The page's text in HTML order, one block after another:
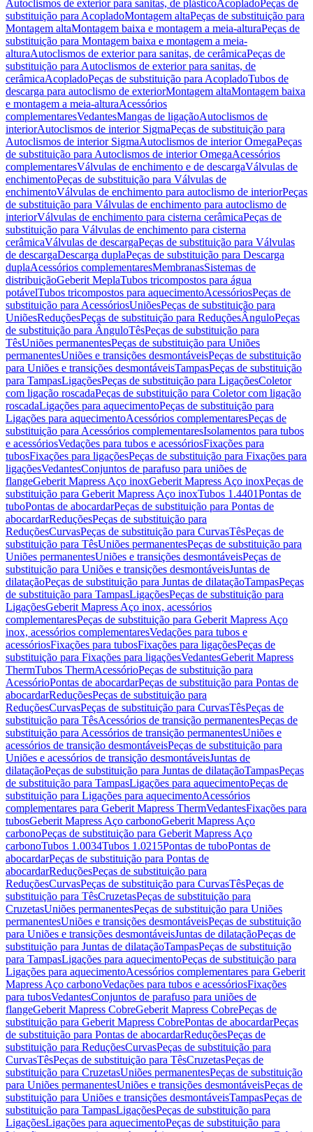
Autoclismos de exterior para sanitas, de plásticoAcopladoPeças de
substituição para AcopladoMontagem altaPeças de substituição para
Montagem altaMontagem baixa e montagem a meia-alturaPeças de
substituição para Montagem baixa e montagem a meia-
alturaAutoclismos de exterior para sanitas, de cerâmicaPeças de
substituição para Autoclismos de exterior para sanitas, de
cerâmicaAcopladoPeças de substituição para AcopladoTubos de
descarga para autoclismo de exteriorMontagem altaMontagem baixa
e montagem a meia-alturaAcessórios
complementaresVedantesMangas de ligaçãoAutoclismos de
interiorAutoclismos de interior SigmaPeças de substituição para
Autoclismos de interior SigmaAutoclismos de interior OmegaPeças
de substituição para Autoclismos de interior OmegaAcessórios
complementaresVálvulas de enchimento e de descargaVálvulas de
enchimentoPeças de substituição para Válvulas de
enchimentoVálvulas de enchimento para autoclismo de interiorPeças
de substituição para Válvulas de enchimento para autoclismo de
interiorVálvulas de enchimento para cisterna cerâmicaPeças de
substituição para Válvulas de enchimento para cisterna
cerâmicaVálvulas de descargaPeças de substituição para Válvulas
de descargaDescarga duplaPeças de substituição para Descarga
duplaAcessórios complementaresMembranasSistemas de
distribuiçãoGeberit MeplaTubos tricompostos para água
potávelTubos tricompostos para aquecimentoAcessóriosPeças de
substituição para AcessóriosUniõesPeças de substituição para
UniõesReduçõesPeças de substituição para ReduçõesÂnguloPeças
de substituição para ÂnguloTêsPeças de substituição para
TêsUniões permanentesPeças de substituição para Uniões
permanentesUniões e transições desmontáveisPeças de substituição
para Uniões e transições desmontáveisTampasPeças de substituição
para TampasLigaçõesPeças de substituição para LigaçõesColetor
com ligação roscadaPeças de substituição para Coletor com ligação
roscadaLigações para aquecimentoPeças de substituição para
Ligações para aquecimentoAcessórios complementaresPeças de
substituição para Acessórios complementaresIsolamentos para tubos
e acessóriosVedações para tubos e acessóriosFixações para
tubosFixações para ligaçõesPeças de substituição para Fixações para
ligaçõesVedantesConjuntos de parafuso para uniões de
flangeGeberit Mapress Aço inoxGeberit Mapress Aço inoxPeças de
substituição para Geberit Mapress Aço inoxTubos 1.4401Pontas de
tuboPontas de abocardarPeças de substituição para Pontas de
abocardarReduçõesPeças de substituição para
ReduçõesCurvasPeças de substituição para CurvasTêsPeças de
substituição para TêsUniões permanentesPeças de substituição para
Uniões permanentesUniões e transições desmontáveisPeças de
substituição para Uniões e transições desmontáveisJuntas de
dilataçãoPeças de substituição para Juntas de dilataçãoTampasPeças
de substituição para TampasLigaçõesPeças de substituição para
LigaçõesGeberit Mapress Aço inox, acessórios
complementaresPeças de substituição para Geberit Mapress Aço
inox, acessórios complementaresVedações para tubos e
acessóriosFixações para tubosFixações para ligaçõesPeças de
substituição para Fixações para ligaçõesVedantesGeberit Mapress
ThermTubos ThermAcessórioPeças de substituição para
AcessórioPontas de abocardarPeças de substituição para Pontas de
abocardarReduçõesPeças de substituição para
ReduçõesCurvasPeças de substituição para CurvasTêsPeças de
substituição para TêsAcessórios de transição permanentesPeças de
substituição para Acessórios de transição permanentesUniões e
acessórios de transição desmontáveisPeças de substituição para
Uniões e acessórios de transição desmontáveisJuntas de
dilataçãoPeças de substituição para Juntas de dilataçãoTampasPeças
de substituição para TampasLigações para aquecimentoPeças de
substituição para Ligações para aquecimentoAcessórios
complementares para Geberit Mapress ThermVedantesFixações para
tubosGeberit Mapress Aço carbonoGeberit Mapress Aço
carbonoPeças de substituição para Geberit Mapress Aço
carbonoTubos 1.0034Tubos 1.0215Pontas de tuboPontas de
abocardarPeças de substituição para Pontas de
abocardarReduçõesPeças de substituição para
ReduçõesCurvasPeças de substituição para CurvasTêsPeças de
substituição para TêsCruzetasPeças de substituição para
CruzetasUniões permanentesPeças de substituição para Uniões
permanentesUniões e transições desmontáveisPeças de substituição
para Uniões e transições desmontáveisJuntas de dilataçãoPeças de
substituição para Juntas de dilataçãoTampasPeças de substituição
para TampasLigações para aquecimentoPeças de substituição para
Ligações para aquecimentoAcessórios complementares para Geberit
Mapress Aço carbonoVedações para tubos e acessóriosFixações
para tubosVedantesConjuntos de parafuso para uniões de
flangeGeberit Mapress CobreGeberit Mapress CobrePeças de
substituição para Geberit Mapress CobrePontas de abocardarPeças
de substituição para Pontas de abocardarReduçõesPeças de
substituição para ReduçõesCurvasPeças de substituição para
CurvasTêsPeças de substituição para TêsCruzetasPeças de
substituição para CruzetasUniões permanentesPeças de substituição
para Uniões permanentesUniões e transições desmontáveisPeças de
substituição para Uniões e transições desmontáveisTampasPeças de
substituição para TampasLigaçõesPeças de substituição para
LigaçõesLigações para aquecimentoPeças de substituição para